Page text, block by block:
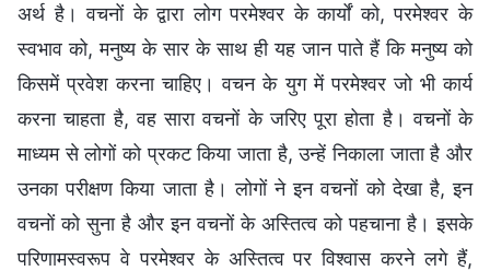
अर्थ है। वचनों के द्वारा लोग परमेश्वर के कार्यों को, परमेश्वर के
स्वभाव को, मनुष्य के सार के साथ ही यह जान पाते हैं कि मनुष्य को
किसमें प्रवेश करना चाहिए। वचन के युग में परमेश्वर जो भी कार्य
करना चाहता है, वह सारा वचनों के जरिए पूरा होता है। वचनों के
माध्यम से लोगों को प्रकट किया जाता है, उन्हें निकाला जाता है और
उनका परीक्षण किया जाता है। लोगों ने इन वचनों को देखा है, इन
वचनों को सुना है और इन वचनों के अस्तित्व को पहचाना है। इसके
परिणामस्वरूप वे परमेश्वर के अस्तित्व पर विश्वास करने लगे हैं,